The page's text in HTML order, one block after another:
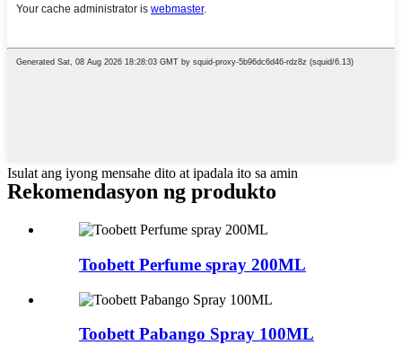
Isulat ang iyong mensahe dito at ipadala ito sa amin
Rekomendasyon ng produkto
Toobett Perfume spray 200ML
Toobett Pabango Spray 100ML